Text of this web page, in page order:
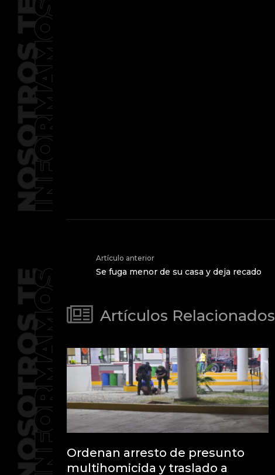
Artículo anterior
Se fuga menor de su casa y deja recado
Artículos Relacionados
Ordenan arresto de presunto
multihomicida y traslado a